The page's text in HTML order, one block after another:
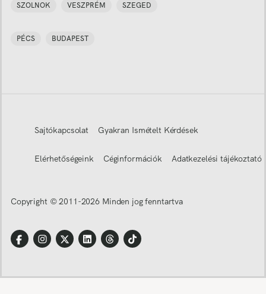
SZOLNOK VESZPRÉM SZEGED
PÉCS BUDAPEST
Sajtókapcsolat Gyakran Ismételt Kérdések
Elérhetőségeink Céginformációk Adatkezelési tájékoztató
Copyright © 2011-2026 Minden jog fenntartva